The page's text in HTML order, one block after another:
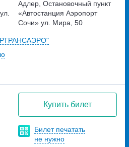
Купить билет
Билет печатать
не нужно
ул.
Адлер, Остановочный пункт
«Автостанция Аэропорт
Сочи» ул. Мира, 50